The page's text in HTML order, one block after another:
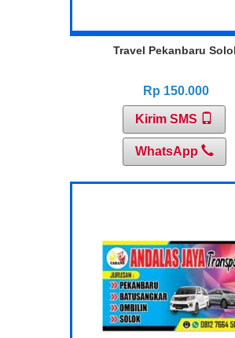
Travel Pekanbaru
Rp 150.000
Kirim SMS
WhatsApp